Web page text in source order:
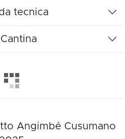
tecnica
Angimbé Cusumano